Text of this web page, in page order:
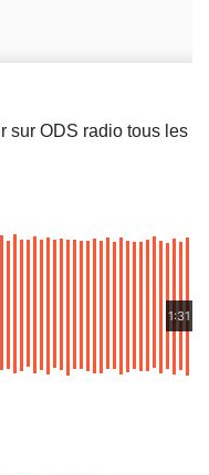
sur ODS radio tous les
1:31